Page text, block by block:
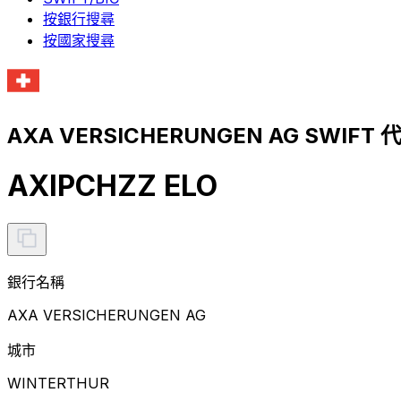
按銀行搜尋
按國家搜尋
AXA VERSICHERUNGEN AG SWIFT
AXIPCHZZ ELO
銀行名稱
AXA VERSICHERUNGEN AG
城市
WINTERTHUR